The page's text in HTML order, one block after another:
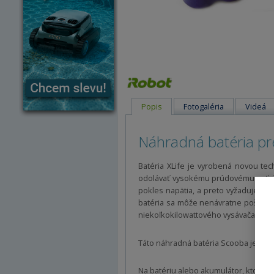
Popis Fotogaléria Videá
Náhradná batéria
Batéria XLife je vyrobená novou
odolávať vysokému prúdovému
pokles napätia, a preto vyžaduje,
batéria sa môže nenávratne
niekoľkokilowattového vysávača.
Táto náhradná batéria Scooba je
Na batériu alebo akumulátor, ktorý